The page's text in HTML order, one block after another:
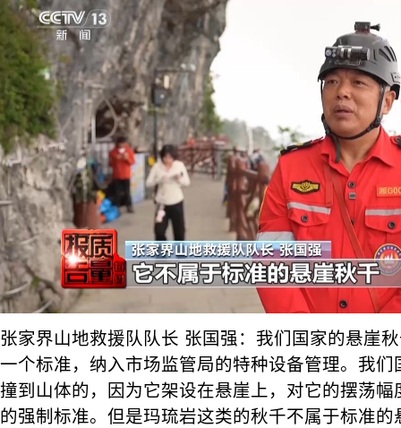
张家界山地救援队队长 张国强：我们国家的悬崖
一个标准，纳入市场监管局的特种设备管理。我
撞到山体的，因为它架设在悬崖上，对它的摆荡
的强制标准。但是玛琉岩这类的秋千不属于标准